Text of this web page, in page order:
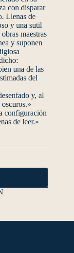
con disparar
Llenas de
y una sutil
maestras
y suponen
una de las
del
y, al
configuración
de leer.»